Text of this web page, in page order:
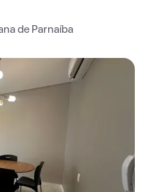
de Parnaíba